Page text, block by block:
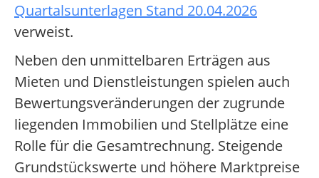
Quartalsunterlagen Stand 20.04.2026
verweist.
Neben den unmittelbaren Erträgen aus
Mieten und Dienstleistungen spielen auch
Bewertungsveränderungen der zugrunde
liegenden Immobilien und Stellplätze eine
Rolle für die Gesamtrechnung. Steigende
Grundstückswerte und höhere Marktpreise